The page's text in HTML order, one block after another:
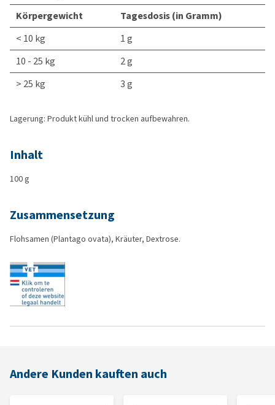
Körpergewicht
Tagesdosis (in Gramm)
< 10 kg
1 g
10 - 25 kg
2 g
> 25 kg
3 g
Lagerung: Produkt kühl und trocken aufbewahren.
Inhalt
100 g
Zusammensetzung
Flohsamen (Plantago ovata), Kräuter, Dextrose.
Andere Kunden kauften auch